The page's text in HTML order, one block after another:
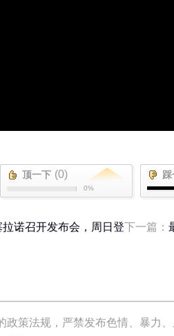
顶一下 (0)
0%
下一篇：
拉诺召开发布会，周日登
政策法规，严禁发布色情、暴力